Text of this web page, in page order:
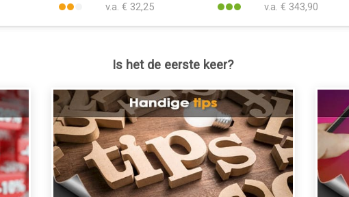
v.a. € 32,25 v.a. € 343,90
Is het de eerste keer?